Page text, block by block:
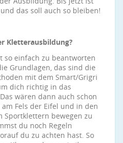
das soll auch so bleiben!
Kletterausbildung?
so einfach zu beantworten
Grundlagen, das sind die
mit dem Smart/Grigri
dich richtig in das
wären dann auch schon
Fels der Eifel und in den
Sportklettern bewegen zu
du noch Regeln
du zu achten hast. So